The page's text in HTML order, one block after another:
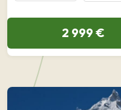
2 999 €